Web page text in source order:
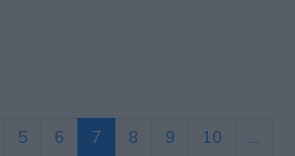
5 6 7 8 9 10
...